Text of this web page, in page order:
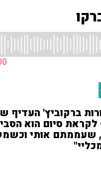
ברקוביץ' העדיף
לקראת סיום הוא
שעממתם אותי